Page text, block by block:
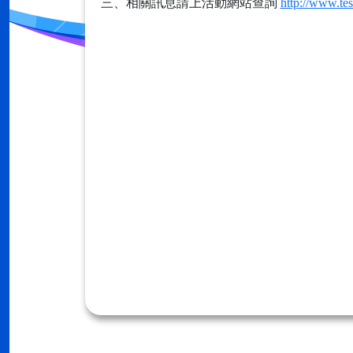
三、相關訊息請上活動網站查詢 http://